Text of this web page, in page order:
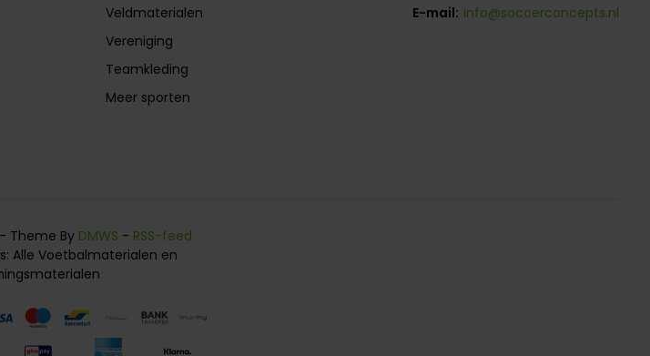
Veldmaterialen
Vereniging
Teamkleding
Meer sporten
E-mail: info@soccerconcepts.nl
Theme By DMWS - RSS-feed
Alle Voetbalmaterialen en